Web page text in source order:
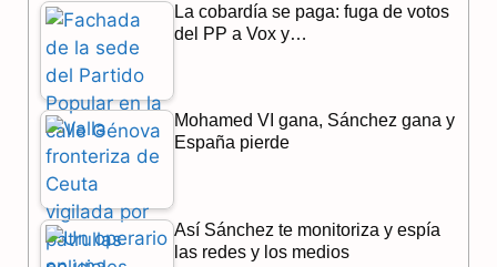
e
b
o
o
k
e
a
t
p
La cobardía se paga: fuga de votos
del PP a Vox y…
Mohamed VI gana, Sánchez gana y
España pierde
Así Sánchez te monitoriza y espía
las redes y los medios